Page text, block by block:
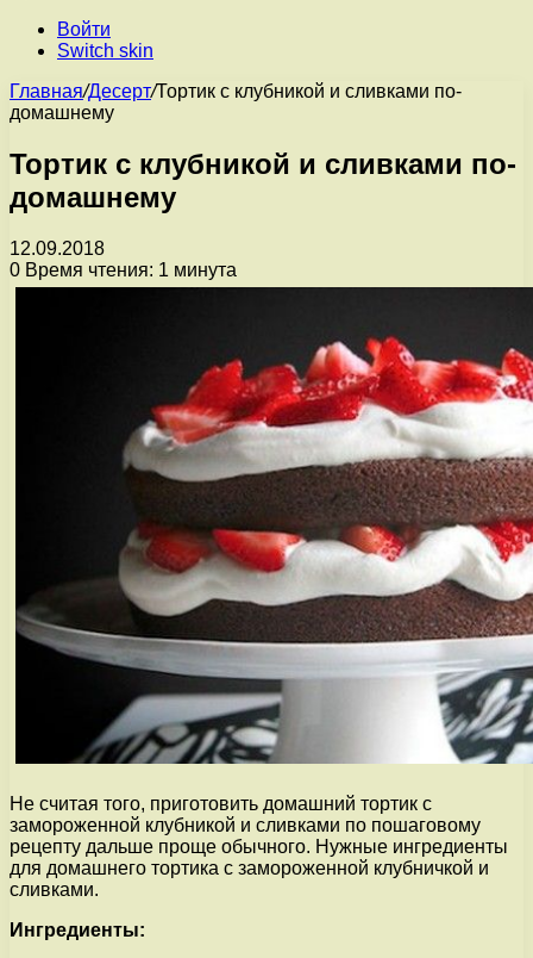
Войти
Switch skin
Главная/Десерт/Тортик с клубникой и сливками по-
домашнему
Тортик с клубникой и сливками по-
домашнему
12.09.2018
0 Время чтения: 1 минута
Не считая того, приготовить домашний тортик с
замороженной клубникой и сливками по пошаговому
рецепту дальше проще обычного. Нужные ингредиенты
для домашнего тортика с замороженной клубничкой и
сливками.
Ингредиенты: